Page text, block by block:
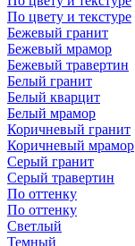
По цвету и текстуре
Бежевый гранит
Бежевый мрамор
Бежевый травертин
Белый гранит
Белый кварцит
Белый мрамор
Коричневый гранит
Коричневый мрамор
Серый гранит
Серый травертин
По оттенку
По оттенку
Светлый
Темный